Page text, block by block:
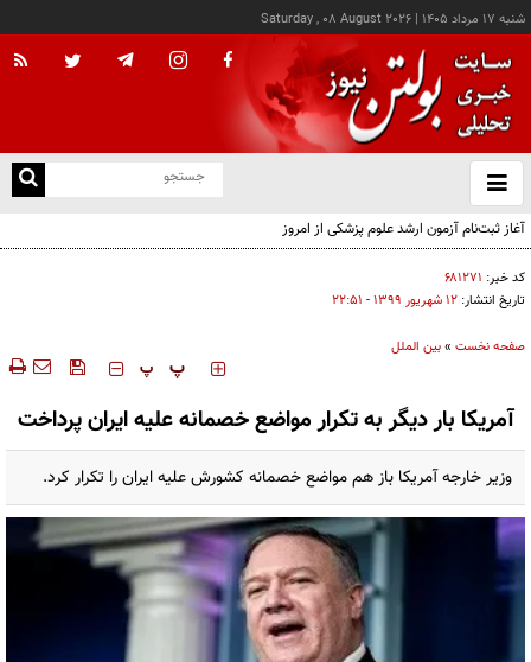
شنبه ۱۷ مرداد ۱۴۰۵ |
Saturday , 08 August 2026
باز
و
آغاز ثبت‌نام آزمون ارشد علوم پزشکی از امروز
کد خبر: ۶۸۱۲۷۱
تاریخ انتشار: ۱۲ شهريور ۱۳۹۹ - ۲۲:۵۱
صفحه نخست »بین الملل
‍‍‍ پ پ
آمریکا بار دیگر به تکرار مواضع خصمانه علیه ایران پرداخت
وزیر خارجه آمریکا باز هم مواضع خصمانه کشورش علیه ایران را تکرار کرد.